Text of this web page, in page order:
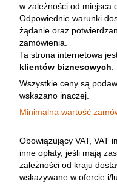
w zależności od miejsca
Odpowiednie warunki
żądanie oraz
zamówienia.
Ta strona internetowa
klientów biznesowych
Wszystkie ceny są
wskazano inaczej.
Minimalna wartość
Obowiązujący VAT, VAT
inne opłaty, jeśli mają
zależności od kraju
wskazywane w ofercie i/